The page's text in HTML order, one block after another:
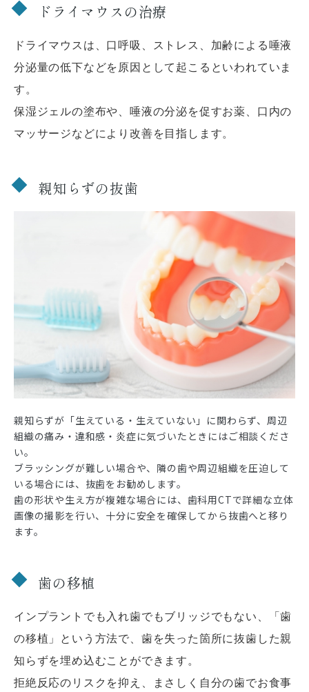
ドライマウスの治療
ドライマウスは、口呼吸、ストレス、加齢による唾液
分泌量の低下などを原因として起こるといわれていま
す。
保湿ジェルの塗布や、唾液の分泌を促すお薬、口内の
マッサージなどにより改善を目指します。
親知らずの抜歯
親知らずが「生えている・生えていない」に関わらず、周辺
組織の痛み・違和感・炎症に気づいたときにはご相談くださ
い。
ブラッシングが難しい場合や、隣の歯や周辺組織を圧迫して
いる場合には、抜歯をお勧めします。
歯の形状や生え方が複雑な場合には、歯科用CTで詳細な立体
画像の撮影を行い、十分に安全を確保してから抜歯へと移り
ます。
歯の移植
インプラントでも入れ歯でもブリッジでもない、「歯
の移植」という方法で、歯を失った箇所に抜歯した親
知らずを埋め込むことができます。
拒絶反応のリスクを抑え、まさしく自分の歯でお食事